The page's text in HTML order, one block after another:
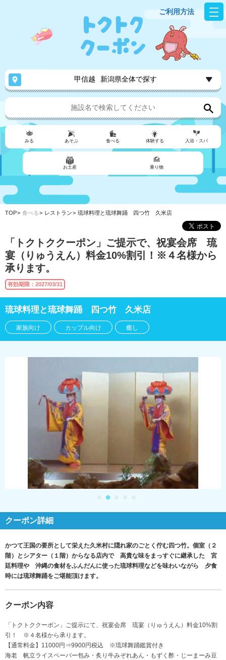
ご利用方法
甲信越 新潟県全体で探す
みる あそぶ 食べる 体験する 入浴・スパ
お土産 乗り物
TOP 食べる レストラン 琉球料理と琉球舞踊 四つ竹 久米店
「トクトククーポン」ご提示で、祝宴会席 琉
宴（りゅうえん）料金10%割引！※４名様から
承ります。
有効期限：2027/03/31
琉球料理と琉球舞踊 四つ竹 久米店
家族向け カップル向け 癒し
クーポン詳細
かつて王国の要所として栄えた久米村に隠れ家のごとく佇む四つ竹。個室（２
階）とシアター（１階）からなる店内で 高貴な味をまっすぐに継承した 宮
廷料理や 沖縄の食材をふんだんに使った琉球料理などを味わいながら 夕食
時には琉球舞踊をご堪能頂けます。
クーポン内容
「トクトククーポン」ご提示にて、祝宴会席 琉宴（りゅうえん）料金10%割
引！ ※４名様から承ります。
【通常料金】11000円⇒9900円税込 ※琉球舞踊鑑賞付き
海老 帆立ライスペーパー包み・炙り牛みぞれあん・もずく酢・じーまーみ豆